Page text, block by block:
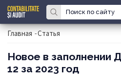
Главная -Статья
Новое в заполнении
12 за 2023 год